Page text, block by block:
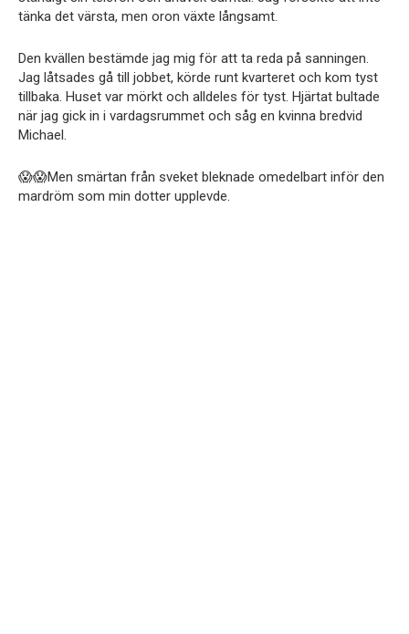
tänka det värsta, men oron växte långsamt.
Den kvällen bestämde jag mig för att ta reda på sanningen.
Jag låtsades gå till jobbet, körde runt kvarteret och kom tyst
tillbaka. Huset var mörkt och alldeles för tyst. Hjärtat bultade
när jag gick in i vardagsrummet och såg en kvinna bredvid
Michael.
😱😱Men smärtan från sveket bleknade omedelbart inför den
mardröm som min dotter upplevde.